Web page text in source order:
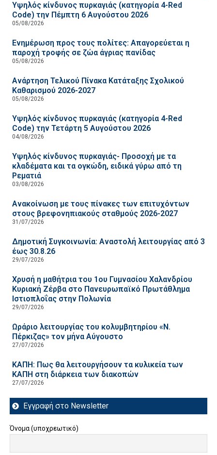
Υψηλός κίνδυνος πυρκαγιάς (κατηγορία 4-Red
Code) την Πέμπτη 6 Αυγούστου 2026
05/08/2026
Ενημέρωση προς τους πολίτες: Απαγορεύεται η
παροχή τροφής σε ζώα άγριας πανίδας
05/08/2026
Ανάρτηση Τελικού Πίνακα Κατάταξης Σχολικού
Καθαρισμού 2026-2027
05/08/2026
Υψηλός κίνδυνος πυρκαγιάς (κατηγορία 4-Red
Code) την Τετάρτη 5 Αυγούστου 2026
04/08/2026
Υψηλός κίνδυνος πυρκαγιάς- Προσοχή με τα
κλαδέματα και τα ογκώδη, ειδικά γύρω από τη
Ρεματιά
03/08/2026
Ανακοίνωση με τους πίνακες των επιτυχόντων
στους βρεφονηπιακούς σταθμούς 2026-2027
31/07/2026
Δημοτική Συγκοινωνία: Αναστολή λειτουργίας από 3
έως 30.8.26
29/07/2026
Χρυσή η μαθήτρια του 1ου Γυμνασίου Χαλανδρίου
Κυριακή Ζέρβα στο Πανευρωπαϊκό Πρωτάθλημα
Ιστιοπλοΐας στην Πολωνία
29/07/2026
Ωράριο λειτουργίας του κολυμβητηρίου «Ν.
Πέρκιζας» τον μήνα Αύγουστο
27/07/2026
ΚΑΠΗ: Πως θα λειτουργήσουν τα κυλικεία των
ΚΑΠΗ στη διάρκεια των διακοπών
27/07/2026
Εγγραφή στο Newsletter
Όνομα (υποχρεωτικό)